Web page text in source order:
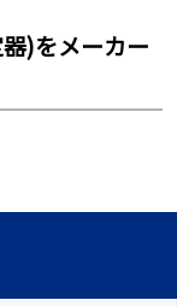
)をメーカー